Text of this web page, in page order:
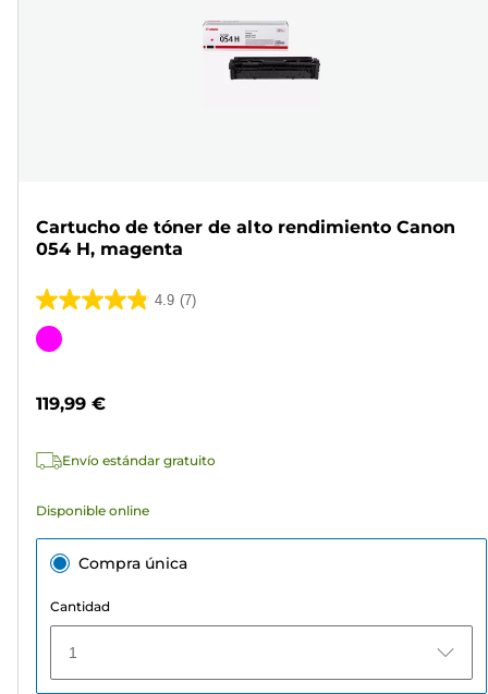
Cartucho de tóner de alto rendimiento Canon
054 H, magenta
4.9 (7)
4.9
de
7
Cartucho
119,99 €
Envío estándar gratuito
Disponible online
Compra única
Cantidad
1